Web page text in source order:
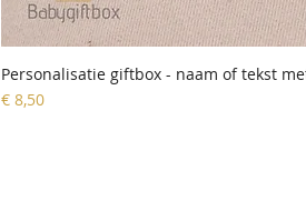
Personalisatie giftbox - naam of tekst
Prijs
€ 8,50